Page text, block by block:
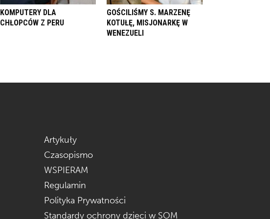
KOMPUTERY DLA
CHŁOPCÓW Z PERU
GOŚCILIŚMY S. MARZENĘ
KOTUŁĘ, MISJONARKĘ W
WENEZUELI
Artykuły
Czasopismo
WSPIERAM
Regulamin
Polityka Prywatności
Standardy ochrony dzieci w SOM